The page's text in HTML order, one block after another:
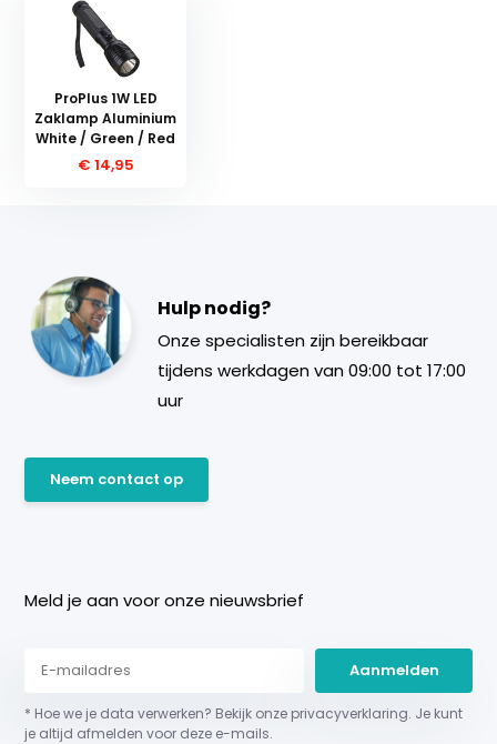
ProPlus 1W LED
Zaklamp Aluminium
White / Green / Red
€ 14,95
Hulp nodig?
Onze specialisten zijn bereikbaar
tijdens werkdagen van 09:00 tot 17:00
uur
Neem contact op
Meld je aan voor onze nieuwsbrief
Aanmelden
* Hoe we je data verwerken? Bekijk onze privacyverklaring. Je kunt
je altijd afmelden voor deze e-mails.